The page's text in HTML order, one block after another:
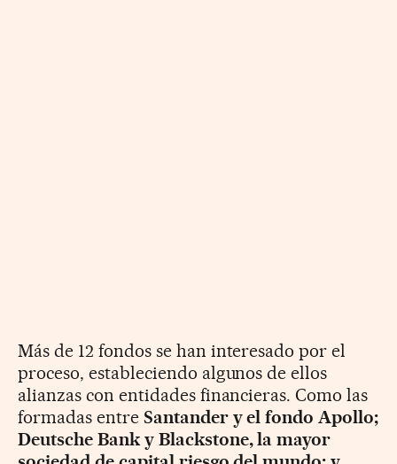
Más de 12 fondos se han interesado por el
proceso, estableciendo algunos de ellos
alianzas con entidades financieras. Como las
formadas entre Santander y el fondo Apollo;
Deutsche Bank y Blackstone, la mayor